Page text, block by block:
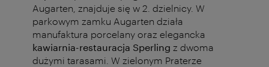
Augarten, znajduje się w 2. dzielnicy. W
parkowym zamku Augarten działa
manufaktura porcelany oraz elegancka
kawiarnia-restauracja Sperling z dwoma
dużymi tarasami. W zielonym Praterze